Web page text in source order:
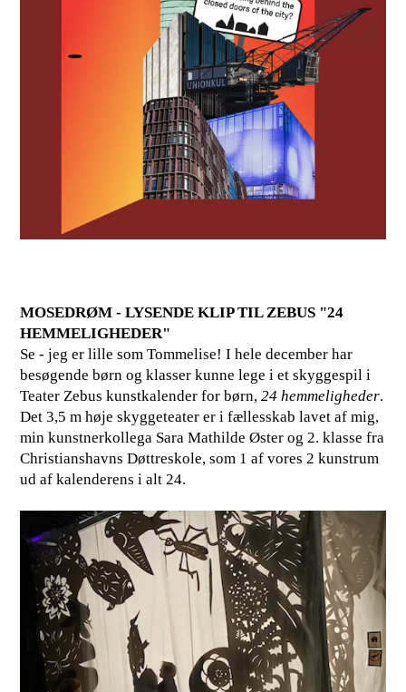
MOSEDRØM - LYSENDE KLIP TIL ZEBUS "24
HEMMELIGHEDER"
Se - jeg er lille som Tommelise! I hele december har
besøgende børn og klasser kunne lege i et skyggespil i
Teater Zebus kunstkalender for børn,24 hemmeligheder.
Det 3,5 m høje skyggeteater er i fællesskab lavet af mig,
min kunstnerkollega Sara Mathilde Øster og 2. klasse fra
Christianshavns Døttreskole, som 1 af vores 2 kunstrum
ud af kalenderens i alt 24.